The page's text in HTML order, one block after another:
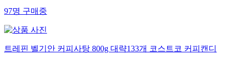
97명구매중
트레핀 벨기안 커피사탕 800g 대략133개 코스트코 커피캔디